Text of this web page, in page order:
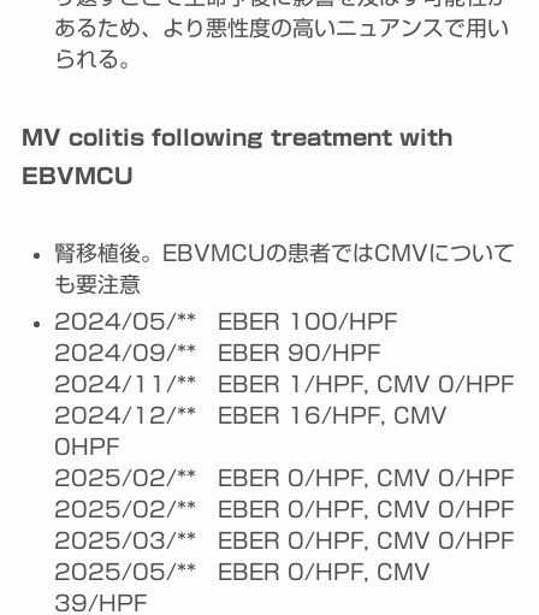
あるため、より悪性度の高いニュアンスで用い
られる。
MV colitis following treatment with
EBVMCU
腎移植後。EBVMCUの患者ではCMVについて
も要注意
2024/05/** EBER 100/HPF
2024/09/** EBER 90/HPF
2024/11/** EBER 1/HPF, CMV 0/HPF
2024/12/** EBER 16/HPF, CMV
0HPF
2025/02/** EBER 0/HPF, CMV 0/HPF
2025/02/** EBER 0/HPF, CMV 0/HPF
2025/03/** EBER 0/HPF, CMV 0/HPF
2025/05/** EBER 0/HPF, CMV
39/HPF